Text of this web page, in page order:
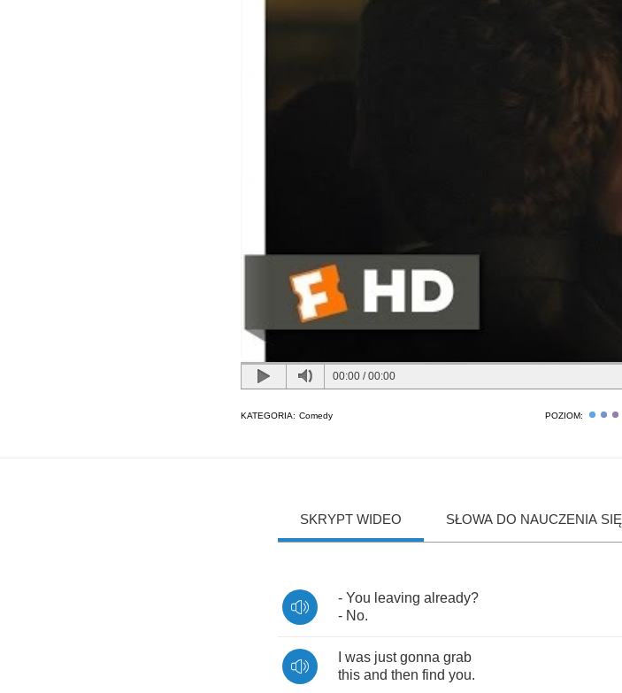
00:00 /00:00
KATEGORIA: Comedy POZIOM:
SKRYPT WIDEO SŁOWA DO NAUCZENIA SIĘ
- You leaving already?
- No.
was just gonna grab
this and then find you.